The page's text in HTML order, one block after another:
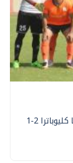
فاركو يحقق فوزا ثمينا على سيراميكا كليوباترا 2-1